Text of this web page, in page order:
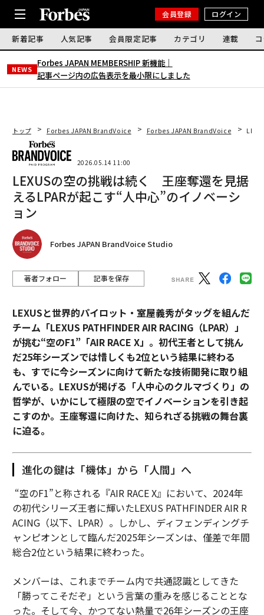
会員登録 ログイン
新着記事 人気記事 会員限定記事 カテゴリ 連載
NEWS
Forbes JAPAN MEMBERSHIP 新機能｜
記事ページ内の広告表示を最小限にしました
トップ Forbes JAPAN BrandVoice Forbes JAPAN BrandVoice
2026.05.14 11:00
LEXUSの空の挑戦は続く 王座奪還を見据
えるLPARが起こす“人中心”のイノベーシ
ョン
Forbes JAPAN BrandVoice Studio
著者フォロー 記事を保存
LEXUSと世界的パイロット・室屋義秀がタッグを組んだ
チーム「LEXUS PATHFINDER AIR RACING（LPAR）」
が挑む“空のF1”「AIR RACE X」。初代王者として挑ん
だ25年シーズンでは惜しくも2位という結果に終わる
も、すでに今シーズンに向けて新たな技術開発に取り組
んでいる。LEXUSが掲げる「人中心のクルマづくり」の
哲学が、いかにして極限の空でイノベーションを引き起
こすのか。王座奪還に向けた、知られざる挑戦の舞台裏
に迫る。
進化の鍵は「機体」から「人間」へ
“空のF1”と称される『AIR RACE X』において、2024年
の初代シリーズ王者に輝いたLEXUS PATHFINDER AIR R
ACING（以下、LPAR）。しかし、ディフェンディングチ
ャンピオンとして臨んだ2025年シーズンは、僅差で年間
総合2位という結果に終わった。
メンバーは、これまでチーム内で共通認識としてきた
「勝ってこそだぞ」という言葉の重みを感じることとな
った。そして今、かつてない熱量で26年シーズンの王座